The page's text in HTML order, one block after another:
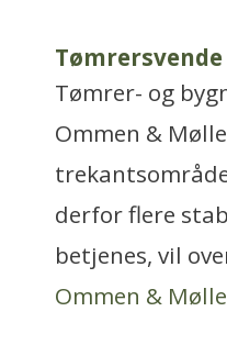
Tømrersvende
Tømrer- og
Ommen &
derfor flere
betjenes, vil
Ommen &